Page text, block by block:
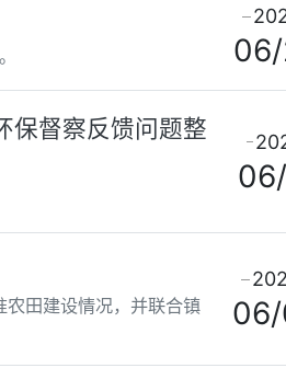
保督察反馈问题整
田建设情况，并联合镇